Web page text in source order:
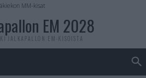
MM-kisat
EM 2028
JALKAPALLON EM-KISOISTA